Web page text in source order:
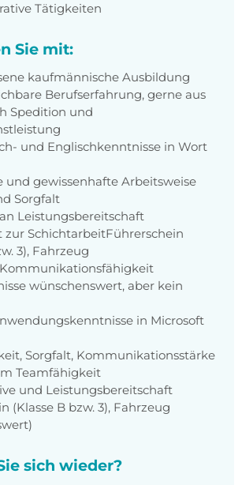
Tätigkeiten
Sie mit:
kaufmännische Ausbildung
Berufserfahrung, gerne aus
Spedition und
und Englischkenntnisse in Wort
und gewissenhafte Arbeitsweise
Sorgfalt
Leistungsbereitschaft
zur SchichtarbeitFührerschein
3), Fahrzeug
wünschenswert, aber kein
in Microsoft
Sorgfalt, Kommunikationsstärke
Teamfähigkeit
und Leistungsbereitschaft
(Klasse B bzw. 3), Fahrzeug
sich wieder?